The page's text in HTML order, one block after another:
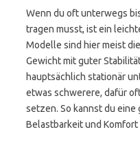
Wenn du oft unterwegs
tragen musst, ist ein
Modelle sind hier meist
Gewicht mit guter
hauptsächlich stationär
etwas schwerere, dafür
setzen. So kannst du
Belastbarkeit und Komfort